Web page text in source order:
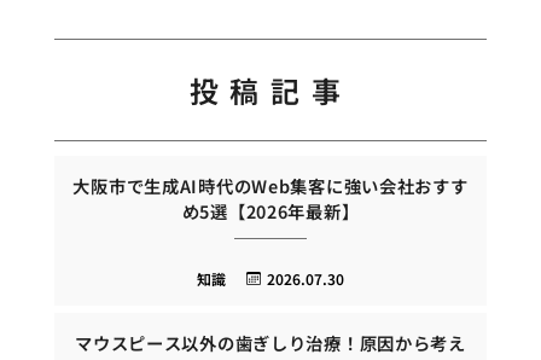
投稿記事
大阪市で生成AI時代のWeb集客に強い会社おすす
め5選【2026年最新】
2026.07.30
知識
マウスピース以外の歯ぎしり治療！原因から考え